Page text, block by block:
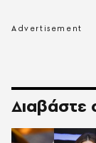
Διαβάστε